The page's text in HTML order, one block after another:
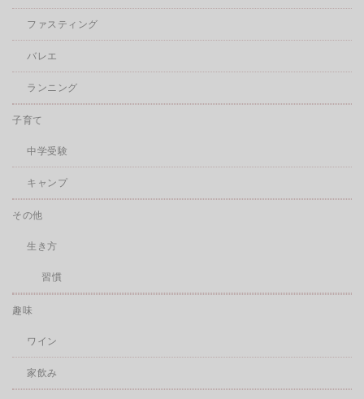
ファスティング
バレエ
ランニング
子育て
中学受験
キャンプ
その他
生き方
習慣
趣味
ワイン
家飲み